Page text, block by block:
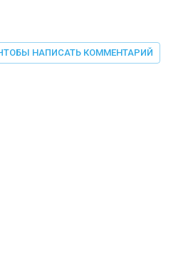
НАПИСАТЬ КОММЕНТАРИЙ